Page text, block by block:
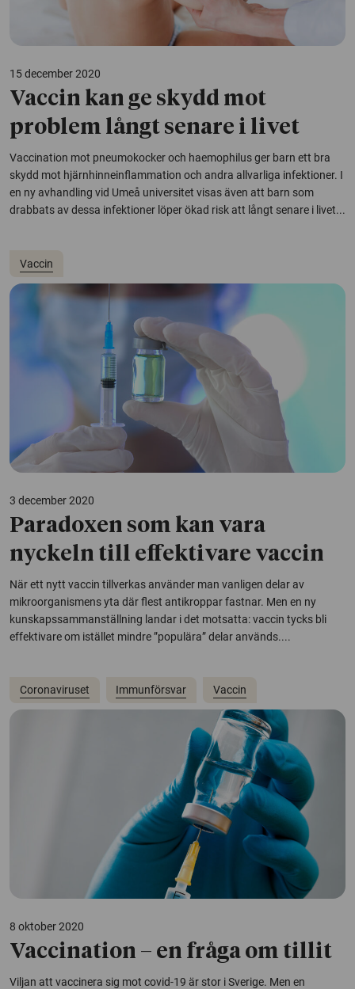
15 december 2020
Vaccin kan ge skydd mot
problem långt senare i livet
Vaccination mot pneumokocker och haemophilus ger barn ett bra
skydd mot hjärnhinneinflammation och andra allvarliga infektioner. I
en ny avhandling vid Umeå universitet visas även att barn som
drabbats av dessa infektioner löper ökad risk att långt senare i livet...
Vaccin
3 december 2020
Paradoxen som kan vara
nyckeln till effektivare vaccin
När ett nytt vaccin tillverkas använder man vanligen delar av
mikroorganismens yta där flest antikroppar fastnar. Men en ny
kunskapssammanställning landar i det motsatta: vaccin tycks bli
effektivare om istället mindre ”populära” delar används....
Coronaviruset Immunförsvar Vaccin
8 oktober 2020
Vaccination – en fråga om tillit
Viljan att vaccinera sig mot covid-19 är stor i Sverige. Men en